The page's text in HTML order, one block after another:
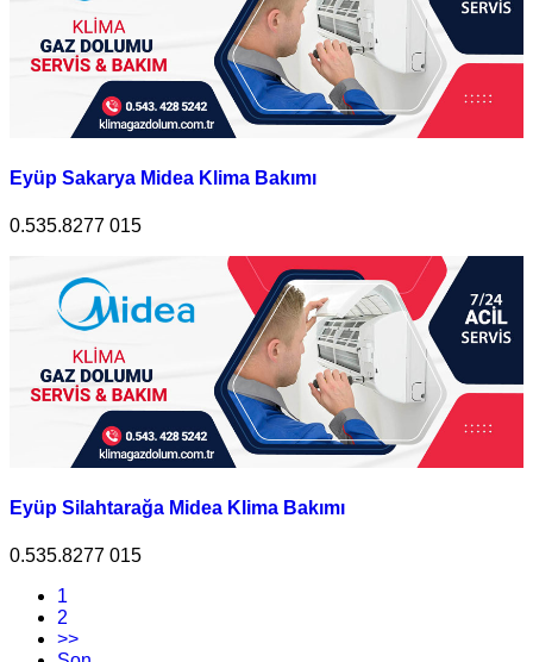
Eyüp Sakarya Midea Klima Bakımı
0.535.8277 015
Eyüp Silahtarağa Midea Klima Bakımı
0.535.8277 015
1
2
>>